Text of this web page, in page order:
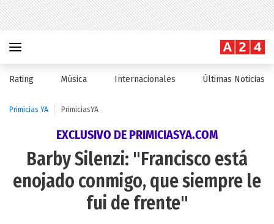
Rating Música Internacionales Últimas Noticias
Primicias YA PrimiciasYA
EXCLUSIVO DE PRIMICIASYA.COM
Barby Silenzi: "Francisco está
enojado conmigo, que siempre le
fui de frente"